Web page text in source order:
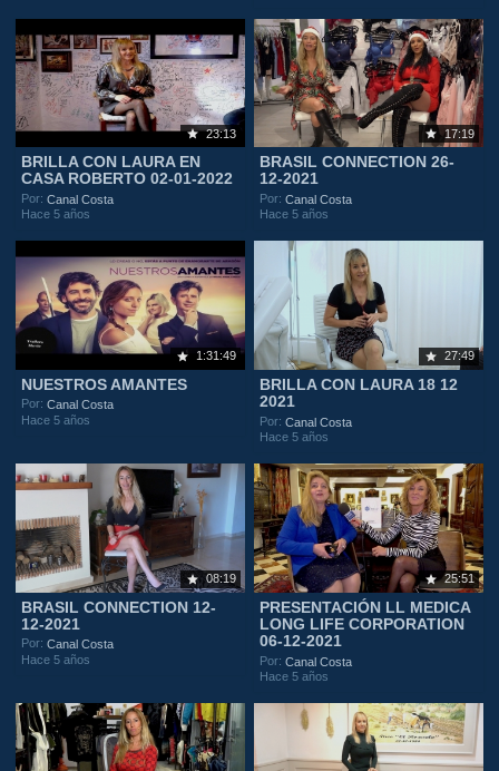
23:13
BRILLA CON LAURA EN
CASA ROBERTO 02-01-2022
Por:Canal Costa
Hace 5 años
17:19
BRASIL CONNECTION 26-
12-2021
Por:Canal Costa
Hace 5 años
1:31:49
NUESTROS AMANTES
Por:Canal Costa
Hace 5 años
27:49
BRILLA CON LAURA 18 12
2021
Por:Canal Costa
Hace 5 años
08:19
BRASIL CONNECTION 12-
12-2021
Por:Canal Costa
Hace 5 años
25:51
PRESENTACIÓN LL MEDICA
LONG LIFE CORPORATION
06-12-2021
Por:Canal Costa
Hace 5 años